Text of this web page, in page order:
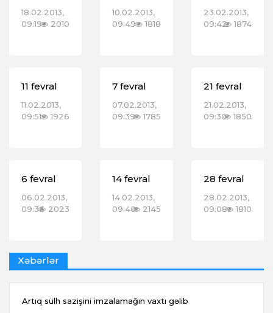
18.02.2013,
09:19
2010
10.02.2013,
09:49
1818
23.02.2013,
09:42 1874
11 fevral
11.02.2013,
09:51
1926
7 fevral
07.02.2013,
09:39 1785
21 fevral
21.02.2013,
09:30 1850
6 fevral
06.02.2013,
09:36 2023
14 fevral
14.02.2013,
09:40 2145
28 fevral
28.02.2013,
09:08
1810
Xəbərlər
Artıq sülh sazişini imzalamağın vaxtı gəlib